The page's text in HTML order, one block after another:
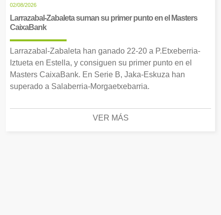
02/08/2026
Larrazabal-Zabaleta suman su primer punto en el Masters
CaixaBank
Larrazabal-Zabaleta han ganado 22-20 a P.Etxeberria-
Iztueta en Estella, y consiguen su primer punto en el
Masters CaixaBank. En Serie B, Jaka-Eskuza han
superado a Salaberria-Morgaetxebarria.
VER MÁS